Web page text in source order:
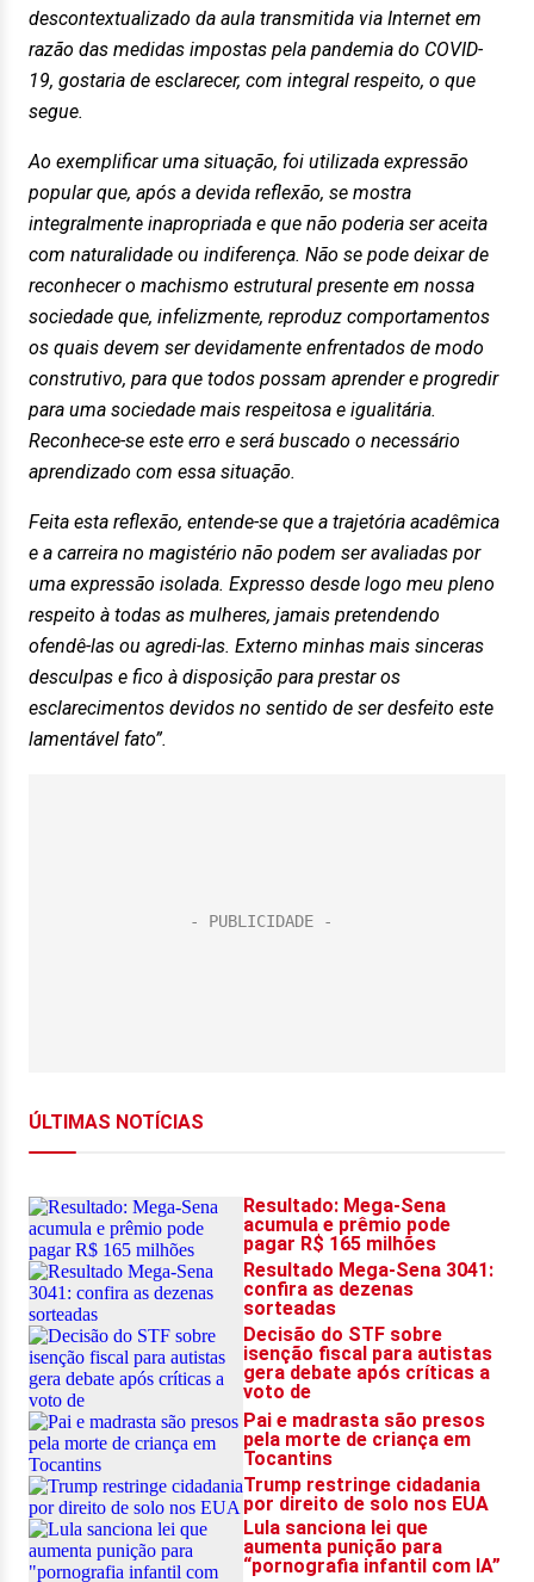
descontextualizado da aula transmitida via Internet em
razão das medidas impostas pela pandemia do COVID-
19, gostaria de esclarecer, com integral respeito, o que
segue.
Ao exemplificar uma situação, foi utilizada expressão
popular que, após a devida reflexão, se mostra
integralmente inapropriada e que não poderia ser aceita
com naturalidade ou indiferença. Não se pode deixar de
reconhecer o machismo estrutural presente em nossa
sociedade que, infelizmente, reproduz comportamentos
os quais devem ser devidamente enfrentados de modo
construtivo, para que todos possam aprender e progredir
para uma sociedade mais respeitosa e igualitária.
Reconhece-se este erro e será buscado o necessário
aprendizado com essa situação.
Feita esta reflexão, entende-se que a trajetória acadêmica
e a carreira no magistério não podem ser avaliadas por
uma expressão isolada. Expresso desde logo meu pleno
respeito à todas as mulheres, jamais pretendendo
ofendê-las ou agredi-las. Externo minhas mais sinceras
desculpas e fico à disposição para prestar os
esclarecimentos devidos no sentido de ser desfeito este
lamentável fato”.